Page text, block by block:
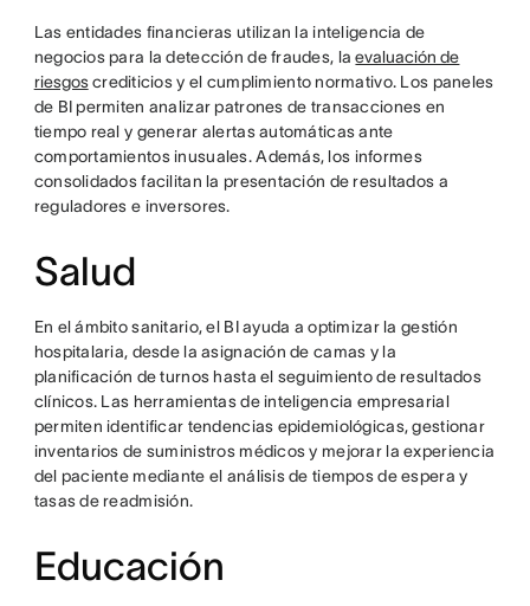
Las entidades financieras utilizan la inteligencia de
negocios para la detección de fraudes, laevaluación de
riesgoscrediticios y el cumplimiento normativo. Los paneles
de BI permiten analizar patrones de transacciones en
tiempo real y generar alertas automáticas ante
comportamientos inusuales. Además, los informes
consolidados facilitan la presentación de resultados a
reguladores e inversores.
Salud
En el ámbito sanitario, el BI ayuda a optimizar la gestión
hospitalaria, desde la asignación de camas y la
planificación de turnos hasta el seguimiento de resultados
clínicos. Las herramientas de inteligencia empresarial
permiten identificar tendencias epidemiológicas, gestionar
inventarios de suministros médicos y mejorar la experiencia
del paciente mediante el análisis de tiempos de espera y
tasas de readmisión.
Educación